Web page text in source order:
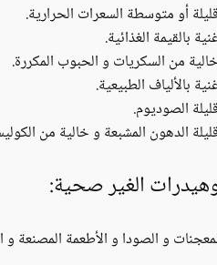
أو متوسطة السعرات الحرارية.
بالقيمة الغذائية.
خالية من السكريات و الحبوب المكررة.
بالألياف الطبيعية.
الصوديوم.
الدهون المشبعة و خالية من
الغير صحية:
و الصودا و الأطعمة المصنعة و